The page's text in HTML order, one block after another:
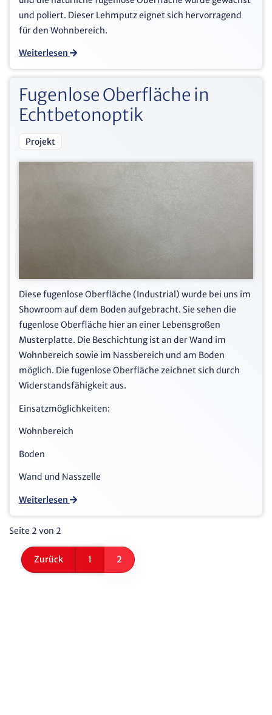
und poliert. Dieser Lehmputz eignet sich hervorragend
für den Wohnbereich.
Weiterlesen
Fugenlose Oberfläche in
Echtbetonoptik
Projekt
Diese fugenlose Oberfläche (Industrial) wurde bei uns im
Showroom auf dem Boden aufgebracht. Sie sehen die
fugenlose Oberfläche hier an einer Lebensgroßen
Musterplatte. Die Beschichtung ist an der Wand im
Wohnbereich sowie im Nassbereich und am Boden
möglich. Die fugenlose Oberfläche zeichnet sich durch
Widerstandsfähigkeit aus.
Einsatzmöglichkeiten:
Wohnbereich
Boden
Wand und Nasszelle
Weiterlesen
Seite 2 von 2
Zurück 1 2